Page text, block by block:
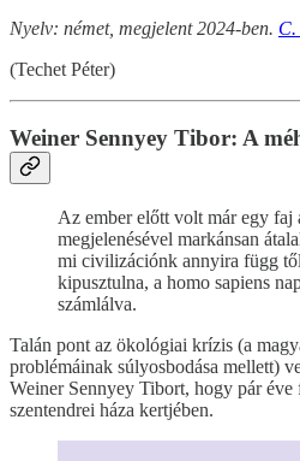
Nyelv: német, megjelent 2024-ben.
(Techet Péter)
Weiner Sennyey Tibor: A
Az ember előtt volt már egy
megjelenésével markánsan
mi civilizációnk annyira függ
kipusztulna, a homo sapiens
számlálva.
Talán pont az ökológiai krízis (a
problémáinak súlyosbodása mellett)
Weiner Sennyey Tibort, hogy pár éve
szentendrei háza kertjében.